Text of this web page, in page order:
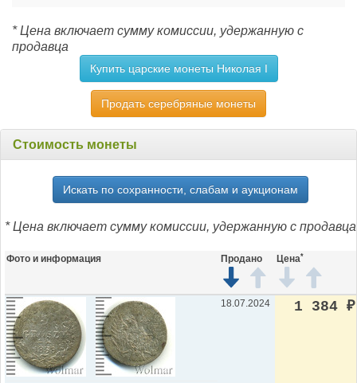
* Цена включает сумму комиссии, удержанную с
продавца
Купить царские монеты Николая I
Продать серебряные монеты
Стоимость монеты
Искать по сохранности, слабам и аукционам
* Цена включает сумму комиссии, удержанную с продавца
Фото и информация Продано Цена*
18.07.2024 1 384 ₽